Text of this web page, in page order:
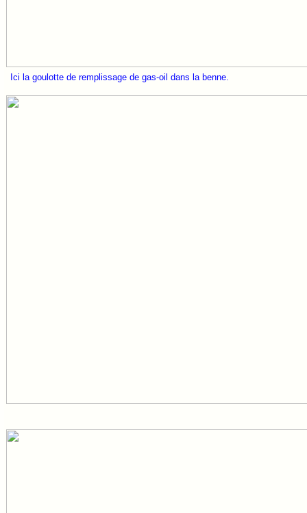
Ici la goulotte de remplissage de gas-oil dans la benne.